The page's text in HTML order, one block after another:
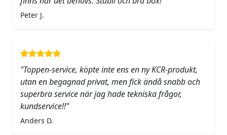
Peter J.
"Toppen-service, köpte inte ens en ny KCR-produkt,
utan en begagnad privat, men fick ändå snabb och
superbra service när jag hade tekniska frågor,
kundservice!!"
Anders D.